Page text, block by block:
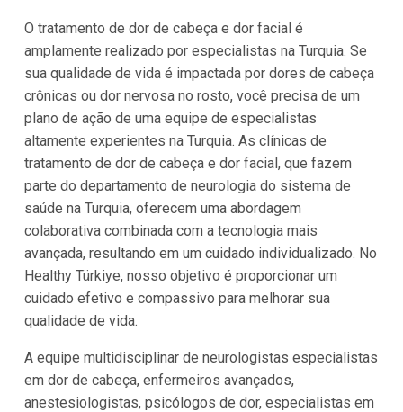
O tratamento de dor de cabeça e dor facial é
amplamente realizado por especialistas na Turquia. Se
sua qualidade de vida é impactada por dores de cabeça
crônicas ou dor nervosa no rosto, você precisa de um
plano de ação de uma equipe de especialistas
altamente experientes na Turquia. As clínicas de
tratamento de dor de cabeça e dor facial, que fazem
parte do departamento de neurologia do sistema de
saúde na Turquia, oferecem uma abordagem
colaborativa combinada com a tecnologia mais
avançada, resultando em um cuidado individualizado. No
Healthy Türkiye, nosso objetivo é proporcionar um
cuidado efetivo e compassivo para melhorar sua
qualidade de vida.
A equipe multidisciplinar de neurologistas especialistas
em dor de cabeça, enfermeiros avançados,
anestesiologistas, psicólogos de dor, especialistas em